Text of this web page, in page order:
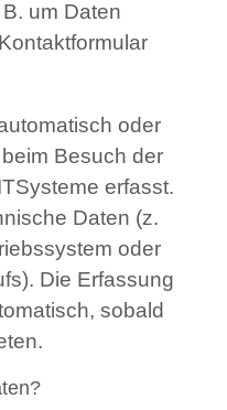
um Daten
oder
Besuch der
erfasst.
Daten (z.
oder
Die Erfassung
sobald